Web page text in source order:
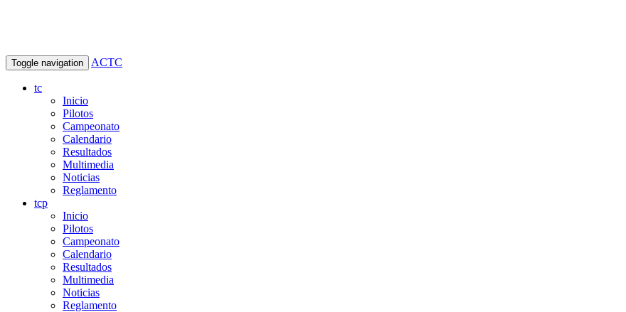
Toggle navigation ACTC
tc
Inicio
Pilotos
Campeonato
Calendario
Resultados
Multimedia
Noticias
Reglamento
tcp
Inicio
Pilotos
Campeonato
Calendario
Resultados
Multimedia
Noticias
Reglamento